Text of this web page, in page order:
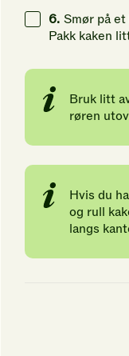
6. Smør på
Pakk kaken
Bruk litt
røren
Hvis du
og rull
langs